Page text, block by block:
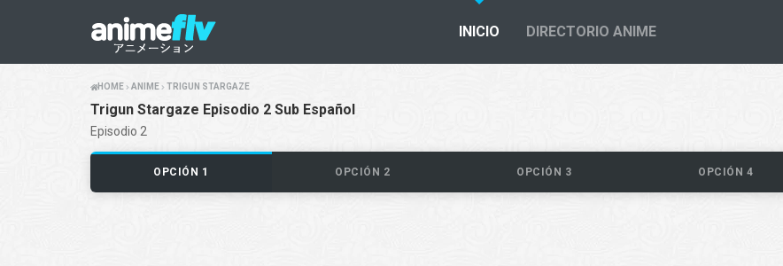
INICIO DIRECTORIO ANIME
HOME ANIME TRIGUN STARGAZE
Trigun Stargaze Episodio 2 Sub Español
Episodio 2
OPCIÓN 1 OPCIÓN 2 OPCIÓN 3 OPCIÓN 4